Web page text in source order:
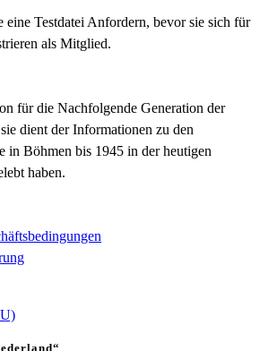
eine Testdatei Anfordern, bevor sie sich für
als Mitglied.
für die Nachfolgende Generation der
dient der Informationen zu den
in Böhmen bis 1945 in der heutigen
haben.